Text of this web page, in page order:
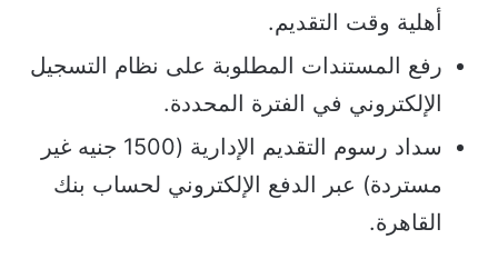
أهلية وقت التقديم.
رفع المستندات المطلوبة على نظام التسجيل
الإلكتروني في الفترة المحددة.
سداد رسوم التقديم الإدارية (1500 جنيه غير
مستردة) عبر الدفع الإلكتروني لحساب بنك
القاهرة.